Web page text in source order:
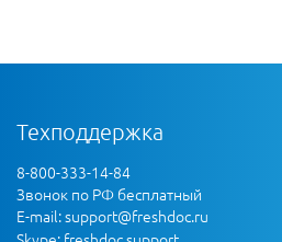
Техподдержка
8-800-333-14-84
Звонок по РФ бесплатный
E-mail:support@freshdoc.ru